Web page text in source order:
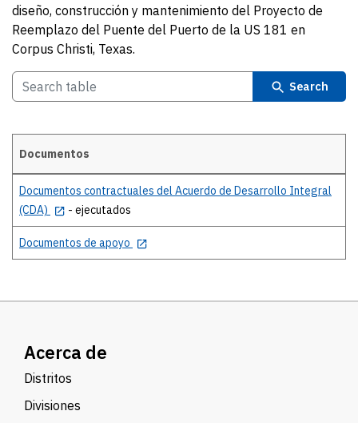
diseño, construcción y mantenimiento del Proyecto de
Reemplazo del Puente del Puerto de la US 181 en
Corpus Christi, Texas.
Search
Details
Documentos
Documentos contractuales del Acuerdo de Desarrollo Integral
(CDA)
- ejecutados
Documentos de apoyo
Acerca de
Distritos
Divisiones